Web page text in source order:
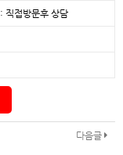
직접방문후 상담
다음글